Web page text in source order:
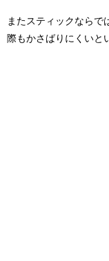
またスティックならで
際もかさばりにくいと